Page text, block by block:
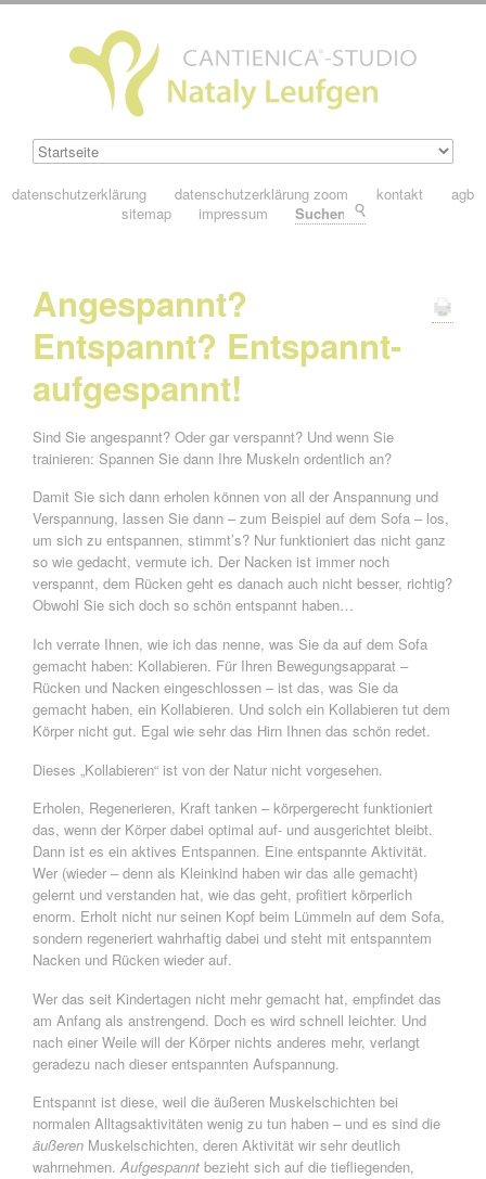
datenschutzerklärung datenschutzerklärung zoom kontakt
agb
sitemap
impressum
Angespannt?
Entspannt? Entspannt-
aufgespannt!
Sind Sie angespannt? Oder gar verspannt? Und wenn Sie
trainieren: Spannen Sie dann Ihre Muskeln ordentlich an?
Damit Sie sich dann erholen können von all der Anspannung und
Verspannung, lassen Sie dann – zum Beispiel auf dem Sofa – los,
um sich zu entspannen, stimmt’s? Nur funktioniert das nicht ganz
so wie gedacht, vermute ich. Der Nacken ist immer noch
verspannt, dem Rücken geht es danach auch nicht besser, richtig?
Obwohl Sie sich doch so schön entspannt haben…
Ich verrate Ihnen, wie ich das nenne, was Sie da auf dem Sofa
gemacht haben: Kollabieren. Für Ihren Bewegungsapparat –
Rücken und Nacken eingeschlossen – ist das, was Sie da
gemacht haben, ein Kollabieren. Und solch ein Kollabieren tut dem
Körper nicht gut. Egal wie sehr das Hirn Ihnen das schön redet.
Dieses „Kollabieren“ ist von der Natur nicht vorgesehen.
Erholen, Regenerieren, Kraft tanken – körpergerecht funktioniert
das, wenn der Körper dabei optimal auf- und ausgerichtet bleibt.
Dann ist es ein aktives Entspannen. Eine entspannte Aktivität.
Wer (wieder – denn als Kleinkind haben wir das alle gemacht)
gelernt und verstanden hat, wie das geht, profitiert körperlich
enorm. Erholt nicht nur seinen Kopf beim Lümmeln auf dem Sofa,
sondern regeneriert wahrhaftig dabei und steht mit entspanntem
Nacken und Rücken wieder auf.
Wer das seit Kindertagen nicht mehr gemacht hat, empfindet das
am Anfang als anstrengend. Doch es wird schnell leichter. Und
nach einer Weile will der Körper nichts anderes mehr, verlangt
geradezu nach dieser entspannten Aufspannung.
Entspannt ist diese, weil die äußeren Muskelschichten bei
normalen Alltagsaktivitäten wenig zu tun haben – und es sind die
äußerenMuskelschichten, deren Aktivität wir sehr deutlich
wahrnehmen. Aufgespanntbezieht sich auf die tiefliegenden,